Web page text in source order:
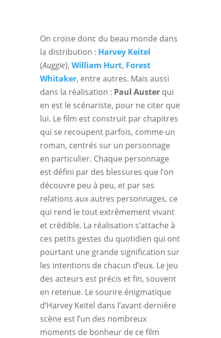
On croise donc du beau monde dans
la distribution : Harvey Keitel
(Auggie), William Hurt, Forest
Whitaker, entre autres. Mais aussi
dans la réalisation : Paul Austerqui
en est le scénariste, pour ne citer que
lui. Le film est construit par chapitres
qui se recoupent parfois, comme un
roman, centrés sur un personnage
en particulier. Chaque personnage
est défini par des blessures que l’on
découvre peu à peu, et par ses
relations aux autres personnages, ce
qui rend le tout extrêmement vivant
et crédible. La réalisation s’attache à
ces petits gestes du quotidien qui ont
pourtant une grande signification sur
les intentions de chacun d’eux. Le jeu
des acteurs est précis et fin, souvent
en retenue. Le sourire énigmatique
d’Harvey Keitel dans l’avant-dernière
scène est l’un des nombreux
moments de bonheur de ce film